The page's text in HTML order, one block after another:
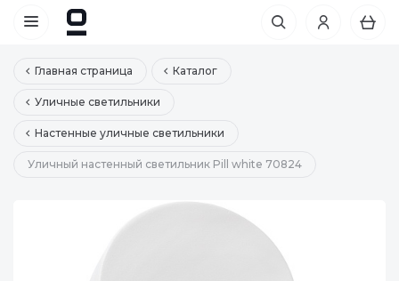
Главная страница Каталог
Уличные светильники
Настенные уличные светильники
Уличный настенный светильник Pill white 70824